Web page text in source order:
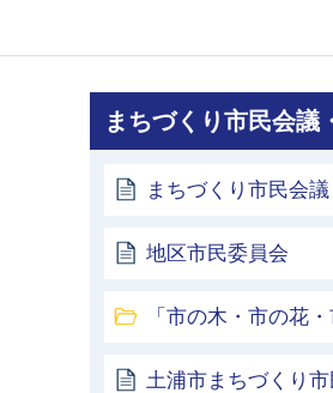
まちづくり市民会議
まちづくり市民会
地区市民委員会
「市の木・市の花
土浦市まちづくり